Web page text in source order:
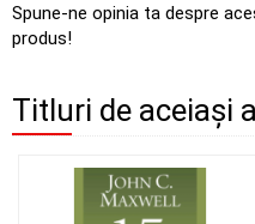
Spune-ne opinia ta despre
produs!
Titluri de aceiași